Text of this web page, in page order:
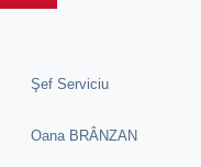
Şef Serviciu
Oana BRÂNZAN